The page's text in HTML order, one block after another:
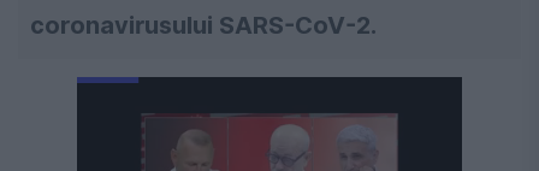
coronavirusului SARS-CoV-2.